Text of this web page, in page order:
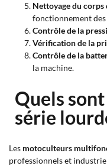
Nettoyage du
fonctionnement
Contrôle de la
Vérification de la
Contrôle de la
la machine.
Quels
série
Les motoculteurs
professionnels et